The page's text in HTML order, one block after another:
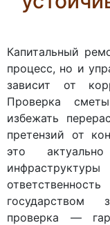
Капитальный
процесс, но и
зависит от
Проверка
избежать
претензий от
это
государством
проверка —